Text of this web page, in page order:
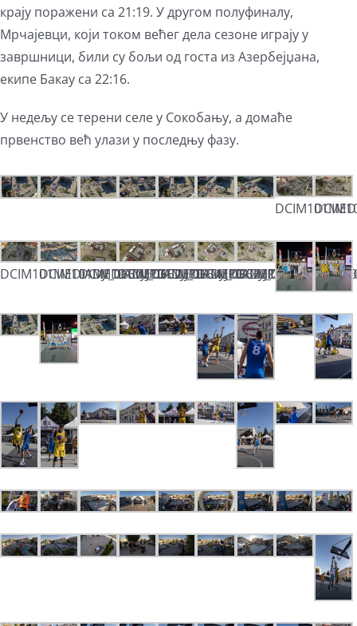
крају поражени са 21:19. У другом полуфиналу,
Мрчајевци, који током већег дела сезоне играју у
завршници, били су бољи од госта из Азербејџана,
екипе Бакау са 22:16.
У недељу се терени селе у Сокобању, а домаће
првенство већ улази у последњу фазу.
DCIM101MEDIADJI_0650.JPG
DCIM101MEDIADJI_0652.JPG
DCIM101MEDIADJI_0654.JPG
DCIM101MEDIADJI_0655.JPG
DCIM101MEDIADJI_0658.JPG